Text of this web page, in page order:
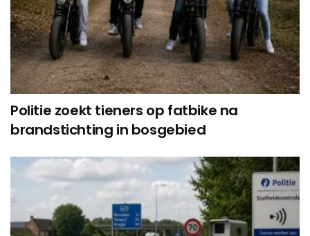
Politie zoekt tieners op fatbike na
brandstichting in bosgebied